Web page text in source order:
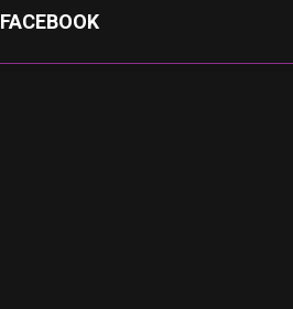
FACEBOOK